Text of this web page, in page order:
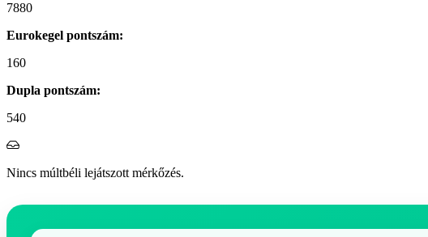
7880
Eurokegel pontszám:
160
Dupla pontszám:
540
Nincs múltbéli lejátszott mérkőzés.